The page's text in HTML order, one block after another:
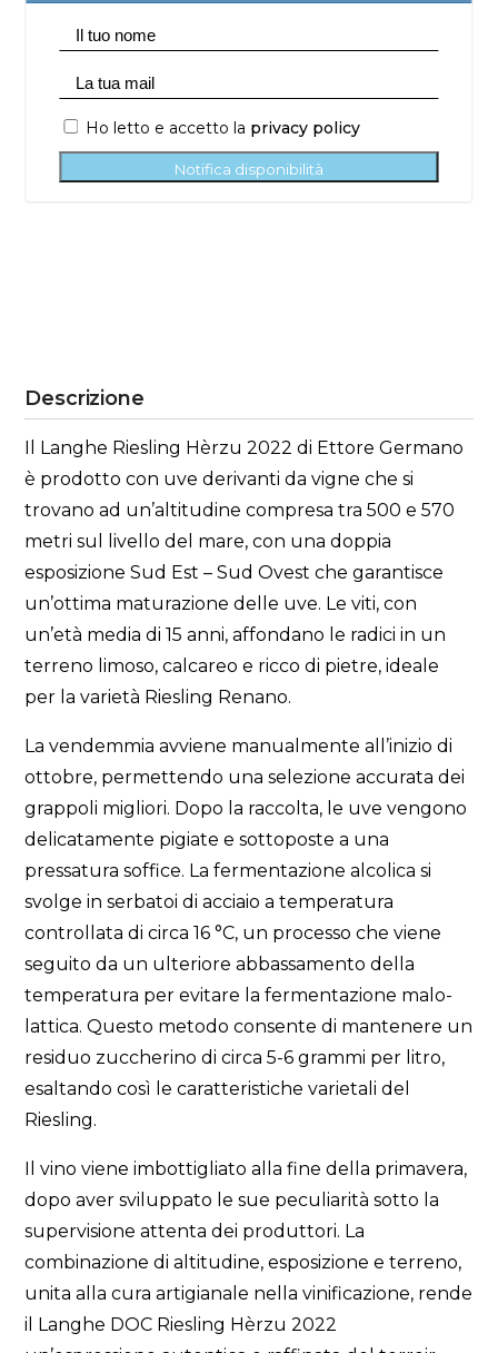
Ho letto e accetto la privacy policy
Notifica disponibilità
Descrizione
Il Langhe Riesling Hèrzu 2022 di Ettore Germano
è prodotto con uve derivanti da vigne che si
trovano ad un’altitudine compresa tra 500 e 570
metri sul livello del mare, con una doppia
esposizione Sud Est – Sud Ovest che garantisce
un’ottima maturazione delle uve. Le viti, con
un’età media di 15 anni, affondano le radici in un
terreno limoso, calcareo e ricco di pietre, ideale
per la varietà Riesling Renano.
La vendemmia avviene manualmente all’inizio di
ottobre, permettendo una selezione accurata dei
grappoli migliori. Dopo la raccolta, le uve vengono
delicatamente pigiate e sottoposte a una
pressatura soffice. La fermentazione alcolica si
svolge in serbatoi di acciaio a temperatura
controllata di circa 16 °C, un processo che viene
seguito da un ulteriore abbassamento della
temperatura per evitare la fermentazione malo-
lattica. Questo metodo consente di mantenere un
residuo zuccherino di circa 5-6 grammi per litro,
esaltando così le caratteristiche varietali del
Riesling.
Il vino viene imbottigliato alla fine della primavera,
dopo aver sviluppato le sue peculiarità sotto la
supervisione attenta dei produttori. La
combinazione di altitudine, esposizione e terreno,
unita alla cura artigianale nella vinificazione, rende
il Langhe DOC Riesling Hèrzu 2022